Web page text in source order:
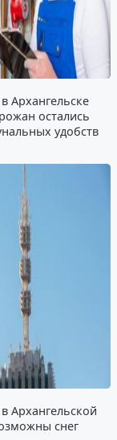
Архангельске
остались
удобств
Архангельской
снег